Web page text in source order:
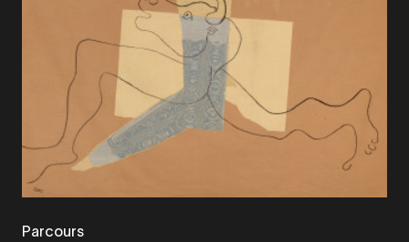
Parcours